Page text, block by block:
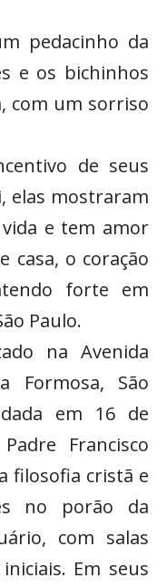
pedacinho da
e os bichinhos
com um sorriso
de seus
elas mostraram
e tem amor
casa, o coração
forte em
Paulo.
na Avenida
Formosa, São
em 16 de
Francisco
filosofia cristã e
no porão da
com salas
Em seus